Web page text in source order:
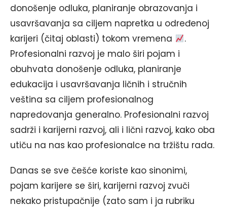
donošenje odluka, planiranje obrazovanja i
usavršavanja sa ciljem napretka u određenoj
karijeri (čitaj oblasti) tokom vremena
.
Profesionalni razvoj je malo širi pojam i
obuhvata donošenje odluka, planiranje
edukacija i usavršavanja ličnih i stručnih
veština sa ciljem profesionalnog
napredovanja generalno. Profesionalni razvoj
sadrži i karijerni razvoj, ali i lični razvoj, kako oba
utiču na nas kao profesionalce na tržištu rada.
Danas se sve češće koriste kao sinonimi,
pojam karijere se širi, karijerni razvoj zvuči
nekako pristupačnije (zato sam i ja rubriku